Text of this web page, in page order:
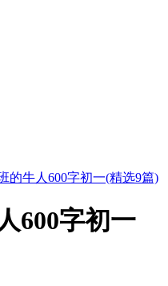
的牛人600字初一(精选9篇)
600字初一